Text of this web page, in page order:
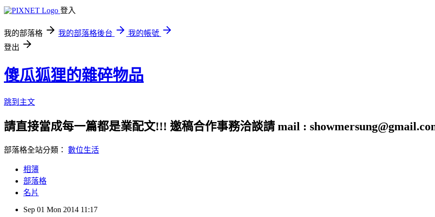
登入
我的部落格 我的部落格後台
我的帳號
登出
傻瓜狐狸的雜碎物品
跳到主文
請直接當成每一篇都是業配文!!! 邀稿合作事務洽談請 mail :
部落格全站分類： 數位生活
相簿
部落格
名片
Sep 01 Mon 2014 11:17